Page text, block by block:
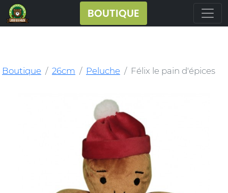
BOUTIQUE
Boutique 26cm Peluche Félix le pain d'épices